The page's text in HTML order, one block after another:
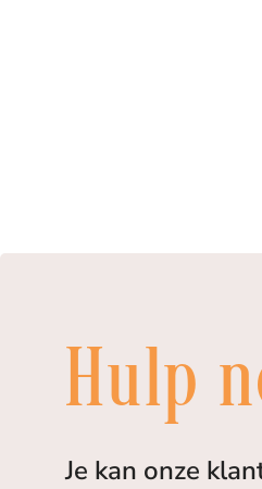
Hulp
Je kan onze